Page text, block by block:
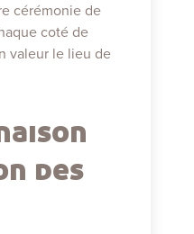
cérémonie de
coté de
valeur le lieu de
des